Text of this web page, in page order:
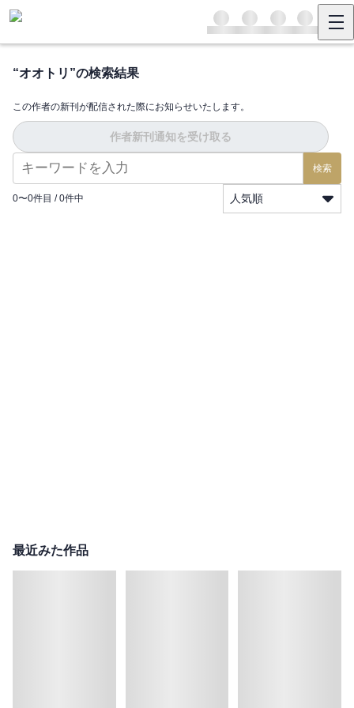
“オオトリ ”の検索結果
この作者の新刊が配信された際にお知らせいたします。
作者新刊通知を受け取る
検索
0〜0件目 / 0件中 人気順
最近みた作品